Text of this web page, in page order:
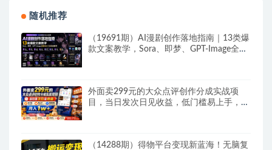
随机推荐
（19691期）AI漫剧创作落地指南｜13类爆
款文案教学，Sora、即梦、GPT-Image全套
外面卖299元的大众点评创作分成实战项
目，当日发次日见收益，低门槛易上手，跑
（14288期）得物平台变现新蓝海！无脑复